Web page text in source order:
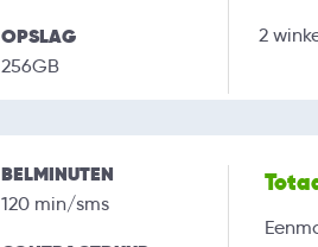
OPSLAG
256GB
2
BELMINUTEN
120 min/sms